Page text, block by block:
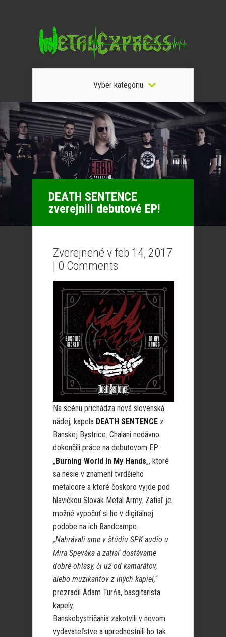
Vyber kategóriu
DEATH SENTENCE
zverejnili debutové EP!
Zverejnené v feb 14, 2017
| 0 Comments
Na scénu prichádza nová slovenská
nádej, kapela DEATH SENTENCE z
Banskej Bystrice. Chalani nedávno
dokončili práce na debutovom EP
„Burning World In My Hands„, ktoré
sa nesie v znamení tvrdšieho
metalcore a ktoré čoskoro vyjde pod
hlavičkou Slovak Metal Army. Zatiaľ je
možné vypočuť si ho v digitálnej
podobe na ich Bandcampe.
„Nahrávali sme v štúdiu SPK audio u
Mira Speváka a zatiaľ dostávame
dobré ohlasy, či už od kamarátov,
alebo muzikantov z iných kapiel,“
prezradil Adam Turňa, basgitarista
kapely.
Banskobystričania zakotvili v novom
vydavateľstve a uprednostnili ho tak